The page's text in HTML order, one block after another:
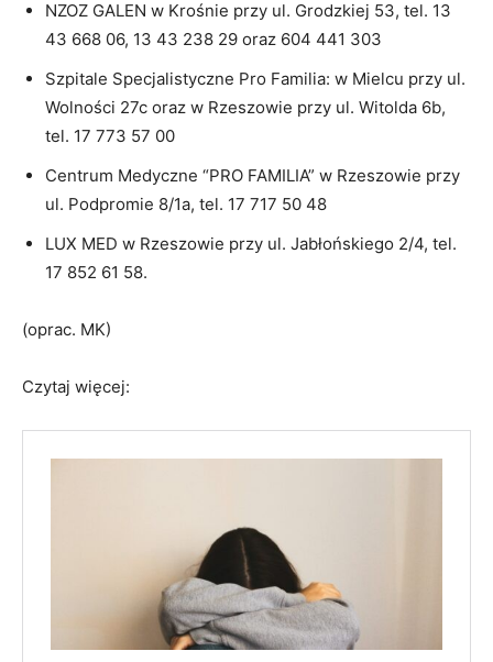
NZOZ GALEN w Krośnie przy ul. Grodzkiej 53, tel. 13
43 668 06, 13 43 238 29 oraz 604 441 303
Szpitale Specjalistyczne Pro Familia: w Mielcu przy ul.
Wolności 27c oraz w Rzeszowie przy ul. Witolda 6b,
tel. 17 773 57 00
Centrum Medyczne “PRO FAMILIA” w Rzeszowie przy
ul. Podpromie 8/1a, tel. 17 717 50 48
LUX MED w Rzeszowie przy ul. Jabłońskiego 2/4, tel.
17 852 61 58.
(oprac. MK)
Czytaj więcej: